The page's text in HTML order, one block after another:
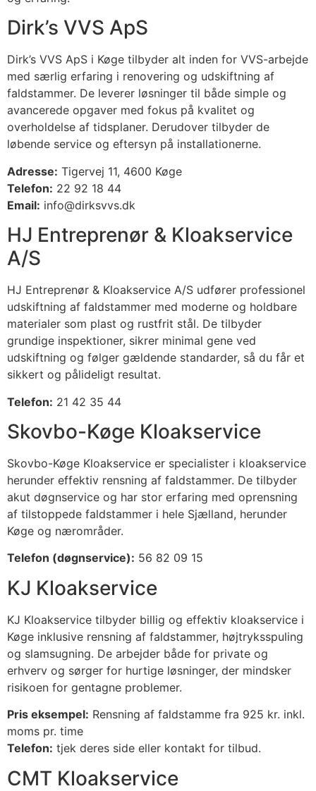
Dirk’s VVS ApS
Dirk’s VVS ApS i Køge tilbyder alt inden for VVS-arbejde
med særlig erfaring i renovering og udskiftning af
faldstammer. De leverer løsninger til både simple og
avancerede opgaver med fokus på kvalitet og
overholdelse af tidsplaner. Derudover tilbyder de
løbende service og eftersyn på installationerne.
Adresse: Tigervej 11, 4600 Køge
Telefon: 22 92 18 44
Email: info@dirksvvs.dk
HJ Entreprenør & Kloakservice
A/S
HJ Entreprenør & Kloakservice A/S udfører professionel
udskiftning af faldstammer med moderne og holdbare
materialer som plast og rustfrit stål. De tilbyder
grundige inspektioner, sikrer minimal gene ved
udskiftning og følger gældende standarder, så du får et
sikkert og pålideligt resultat.
Telefon: 21 42 35 44
Skovbo-Køge Kloakservice
Skovbo-Køge Kloakservice er specialister i kloakservice
herunder effektiv rensning af faldstammer. De tilbyder
akut døgnservice og har stor erfaring med oprensning
af tilstoppede faldstammer i hele Sjælland, herunder
Køge og nærområder.
Telefon (døgnservice): 56 82 09 15
KJ Kloakservice
KJ Kloakservice tilbyder billig og effektiv kloakservice i
Køge inklusive rensning af faldstammer, højtryksspuling
og slamsugning. De arbejder både for private og
erhverv og sørger for hurtige løsninger, der mindsker
risikoen for gentagne problemer.
Pris eksempel: Rensning af faldstamme fra 925 kr. inkl.
moms pr. time
Telefon: tjek deres side eller kontakt for tilbud.
CMT Kloakservice